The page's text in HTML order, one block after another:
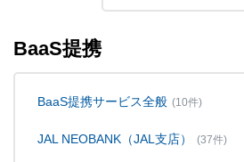
BaaS提携
BaaS提携サービス全般 (10件)
JAL NEOBANK（JAL支店） (37件)